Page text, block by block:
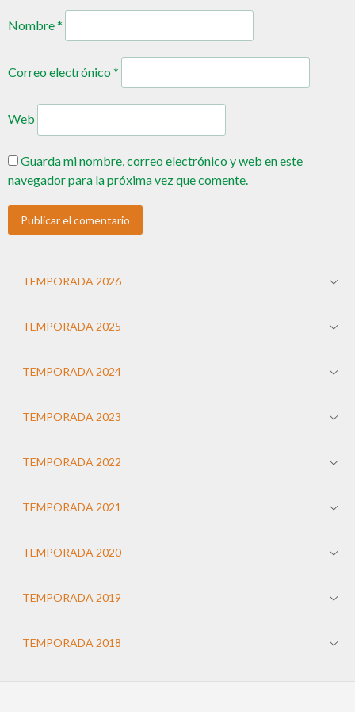
Nombre*
Correo electrónico*
Web
Guarda mi nombre, correo electrónico y web en este
navegador para la próxima vez que comente.
TEMPORADA 2026
TEMPORADA 2025
TEMPORADA 2024
TEMPORADA 2023
TEMPORADA 2022
TEMPORADA 2021
TEMPORADA 2020
TEMPORADA 2019
TEMPORADA 2018